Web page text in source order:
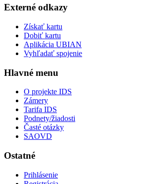
Externé odkazy
Získať kartu
Dobiť kartu
Aplikácia UBIAN
Vyhľadať spojenie
Hlavné menu
O projekte IDS
Zámery
Tarifa IDS
Podnety/žiadosti
Časté otázky
SAOVD
Ostatné
Prihlásenie